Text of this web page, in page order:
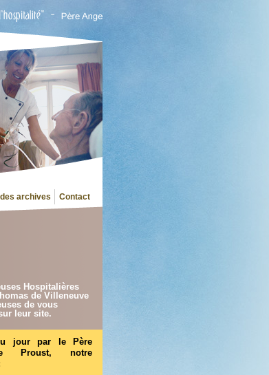
archives Contact
Hospitalières
de Villeneuve
de vous
leur site.
jour par le Père
Proust, notre